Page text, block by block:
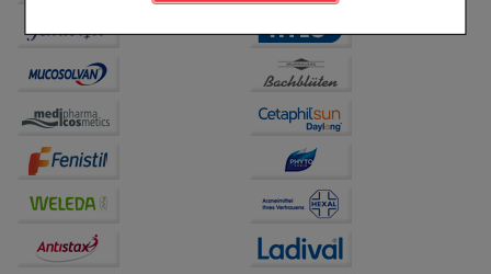
Einkaufserlebnis noch ansprechender zu gestalten,
Besuchers oder unsere Seite an bevorzugte
Verhaltensweisen (z.B. Spracheinstellung)
anzupassen. Komfort-Cookies ermöglichen es uns
auch auf Ihre Bedürfnisse zugeschrittene Inhalte
anzuzeigen und unser Partnerprogramm zu
betreiben.
Statistik & Tracking:
Hierüber lassen sich
Informationen über die Art und Weise der Nutzung
unserer Website sammeln, mit deren Hilfe wir unsere